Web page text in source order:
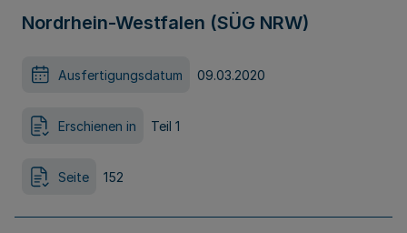
Nordrhein-Westfalen (SÜG NRW)
Ausfertigungsdatum 09.03.2020
Erschienen in Teil 1
Seite 152